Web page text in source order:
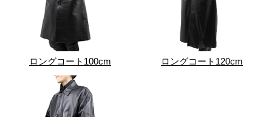
ロングコート100cm ロングコート120cm